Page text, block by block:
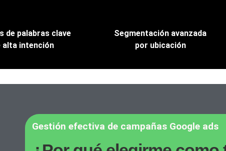
de palabras clave
alta intención
Segmentación avanzada
por ubicación
Gestión efectiva de campañas Google ads